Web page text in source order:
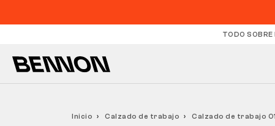
TODO
Inicio Calzado de trabajo Calzado de trabajo